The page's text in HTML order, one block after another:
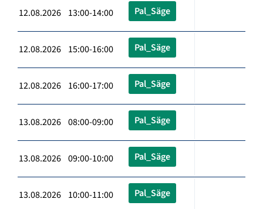
12.08.2026 13:00-14:00 Pal_Säge
12.08.2026 15:00-16:00 Pal_Säge
12.08.2026 16:00-17:00 Pal_Säge
13.08.2026 08:00-09:00 Pal_Säge
13.08.2026 09:00-10:00 Pal_Säge
13.08.2026 10:00-11:00 Pal_Säge